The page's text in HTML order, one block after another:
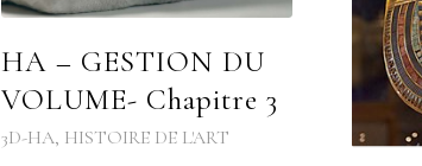
HA – GESTION DU
VOLUME- Chapitre 3
3D-HA, HISTOIRE DE L'ART